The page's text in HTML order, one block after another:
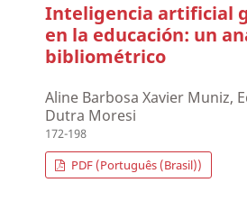
Inteligencia artificial
en la educación: un
bibliométrico
Aline Barbosa Xavier Muniz,
Dutra Moresi
172-198
PDF (Português (Brasil))